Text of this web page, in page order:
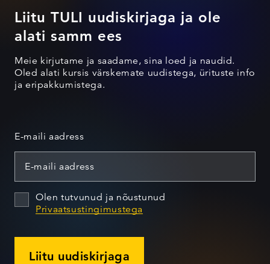
Liitu TULI uudiskirjaga ja ole
alati samm ees
Meie kirjutame ja saadame, sina loed ja naudid.
Oled alati kursis värskemate uudistega, ürituste info
ja eripakkumistega.
E-maili aadress
Olen tutvunud ja nõustunud
Privaatsustingimustega
Liitu uudiskirjaga